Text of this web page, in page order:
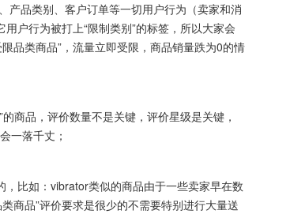
产品类别、客户订单等一切用户行为（卖家和消
户行为被打上“限制类别”的标签，所以大家会
品类商品”，流量立即受限，商品销量跌为0的情
商品，评价数量不是关键，评价星级是关键，
一落千丈；
比如：vibrator类似的商品由于一些卖家早在数
商品”评价要求是很少的不需要特别进行大量送